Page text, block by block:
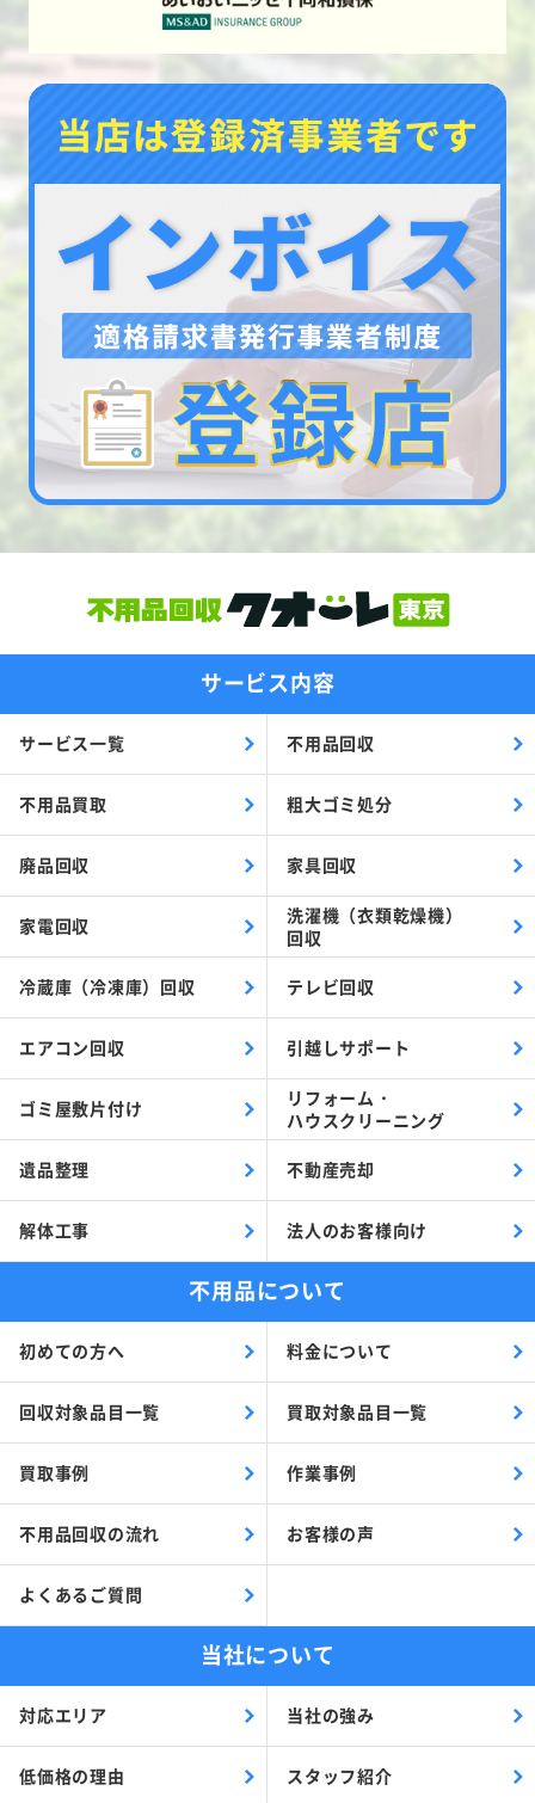
サービス内容
サービス一覧 不用品回収
不用品買取 粗大ゴミ処分
廃品回収 家具回収
家電回収
洗濯機（衣類乾燥機）
回収
冷蔵庫（冷凍庫）回収 テレビ回収
エアコン回収 引越しサポート
ゴミ屋敷片付け
リフォーム・
ハウスクリーニング
遺品整理 不動産売却
解体工事 法人のお客様向け
不用品について
初めての方へ 料金について
回収対象品目一覧 買取対象品目一覧
買取事例 作業事例
不用品回収の流れ お客様の声
よくあるご質問
当社について
対応エリア 当社の強み
低価格の理由 スタッフ紹介